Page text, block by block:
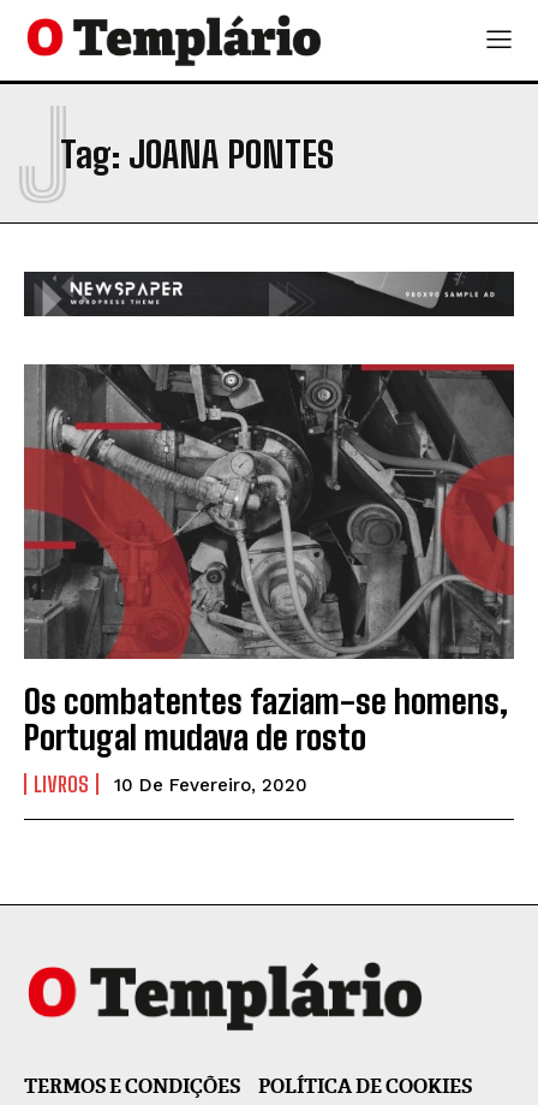
Tag: JOANA PONTES
J
Os combatentes faziam-se homens,
Portugal mudava de rosto
LIVROS 10 De Fevereiro, 2020
TERMOS E CONDIÇÕES
POLÍTICA DE COOKIES